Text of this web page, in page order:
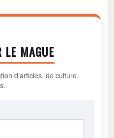
LE MAGUE
d’articles, de culture,